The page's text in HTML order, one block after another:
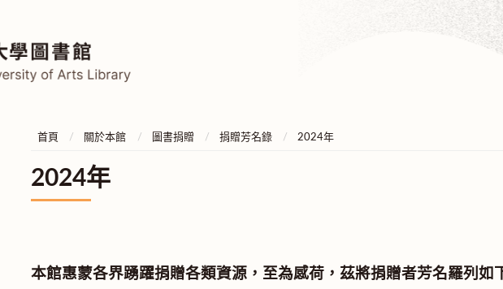
首頁 關於本館 圖書捐贈 捐贈芳名錄 2024年
2024年
本館惠蒙各界踴躍捐贈各類資源，至為感荷，茲將捐贈者芳名羅列如